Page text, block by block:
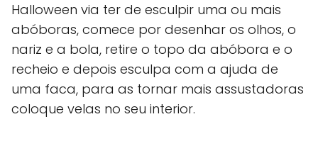
Halloween via ter de esculpir uma ou mais
abóboras, comece por desenhar os olhos, o
nariz e a bola, retire o topo da abóbora e o
recheio e depois esculpa com a ajuda de
uma faca, para as tornar mais assustadoras
coloque velas no seu interior.